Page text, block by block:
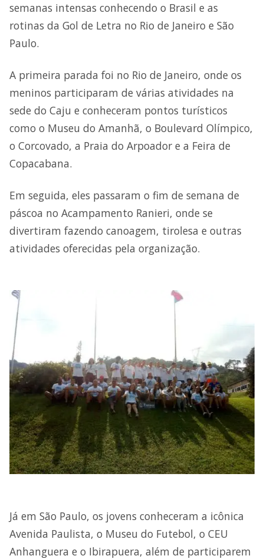
semanas intensas conhecendo o Brasil e as
rotinas da Gol de Letra no Rio de Janeiro e São
Paulo.
A primeira parada foi no Rio de Janeiro, onde os
meninos participaram de várias atividades na
sede do Caju e conheceram pontos turísticos
como o Museu do Amanhã, o Boulevard Olímpico,
o Corcovado, a Praia do Arpoador e a Feira de
Copacabana.
Em seguida, eles passaram o fim de semana de
páscoa no Acampamento Ranieri, onde se
divertiram fazendo canoagem, tirolesa e outras
atividades oferecidas pela organização.
Já em São Paulo, os jovens conheceram a icônica
Avenida Paulista, o Museu do Futebol, o CEU
Anhanguera e o Ibirapuera, além de participarem